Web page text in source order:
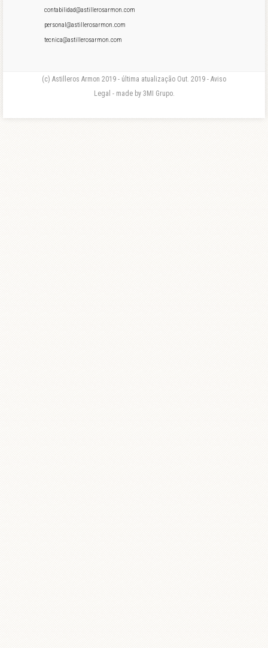
contabilidad@astillerosarmon.com
personal@astillerosarmon.com
tecnica@astillerosarmon.com
(c) Astilleros Armon 2019 - última atualização Out. 2019 - Aviso
Legal - made by 3MI Grupo.